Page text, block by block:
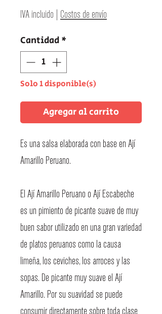
IVA incluido Costos de envío
Cantidad*
Solo 1 disponible(s)
Agregar al carrito
Es una salsa elaborada con base en Ají
Amarillo Peruano.
El Ají Amarillo Peruano o Ají Escabeche
es un pimiento de picante suave de muy
buen sabor utilizado en una gran variedad
de platos peruanos como la causa
limeña, los ceviches, los arroces y las
sopas. De picante muy suave el Ají
Amarillo. Por su suavidad se puede
consumir directamente sobre toda clase